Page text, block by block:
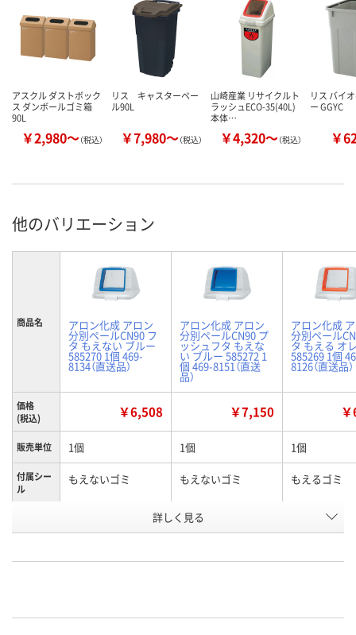
アスクル ダストボック
ス ダンボールゴミ箱
90L
￥2,980～（税込）
リス キャスターペー
ル90L
￥7,980～（税込）
山崎産業 リサイクルト
ラッシュECO-35(40L)
本体…
￥4,320～（税込）
リス バイ
ー GGYC
￥
他のバリエーション
商品名 アロン化成 アロン
分別ペールCN90 フ
タ もえない ブルー
585270 1個 469-
8134（直送品）
アロン化成 アロン
分別ペールCN90 プ
ッシュフタ もえな
い ブルー 585272 1
個 469-8151（直送
品）
アロン化成
分別ペール
タ もえる オ
585269 1個
8126（直送品）
価格
(税込)
￥6,508 ￥7,150
販売単位 1個 1個 1個
付属シー
ル
もえないゴミ もえないゴミ もえるゴミ
K961557 K961554
詳しく見る